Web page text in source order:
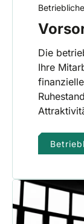
Die
Ihre